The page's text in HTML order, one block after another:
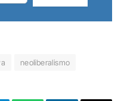
neoliberalismo